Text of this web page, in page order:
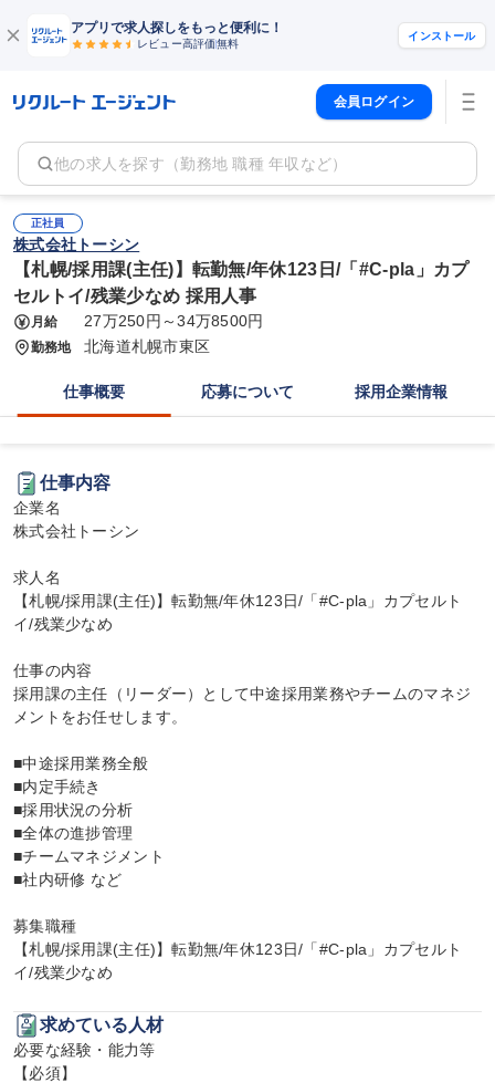
アプリで求人探しをもっと便利に！
レビュー高評価無料
インストール
会員ログイン
他の求人を探す（勤務地 職種 年収など）
正社員
株式会社トーシン
【札幌/採用課(主任)】転勤無/年休123日/「#C-pla」カプ
セルトイ/残業少なめ 採用人事
月給 27万250円～34万8500円
勤務地 北海道札幌市東区
仕事概要 応募について 採用企業情報
仕事内容
企業名
株式会社トーシン
求人名
【札幌/採用課(主任)】転勤無/年休123日/「#C-pla」カプセルト
イ/残業少なめ
仕事の内容
採用課の主任（リーダー）として中途採用業務やチームのマネジ
メントをお任せします。
■中途採用業務全般
■内定手続き
■採用状況の分析
■全体の進捗管理
■チームマネジメント
■社内研修 など
募集職種
【札幌/採用課(主任)】転勤無/年休123日/「#C-pla」カプセルト
イ/残業少なめ
求めている人材
必要な経験・能力等
【必須】